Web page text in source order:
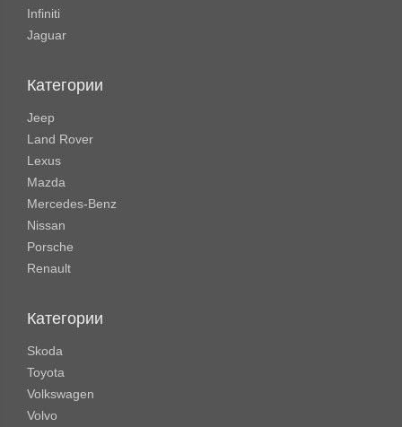
Infiniti
Jaguar
Категории
Jeep
Land Rover
Lexus
Mazda
Mercedes-Benz
Nissan
Porsche
Renault
Категории
Skoda
Toyota
Volkswagen
Volvo